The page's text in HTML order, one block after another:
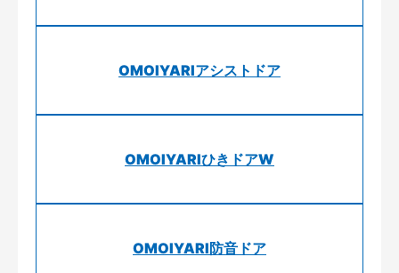
OMOIYARIアシストドア
OMOIYARIひきドアW
OMOIYARI防音ドア